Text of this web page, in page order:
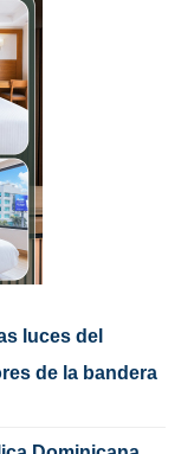
luces del
de la bandera